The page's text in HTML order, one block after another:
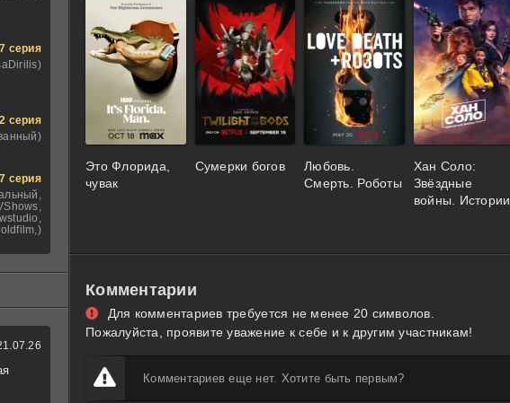
Это Флорида,
чувак
Сумерки богов
Любовь.
Смерть. Роботы
Хан Соло:
Звёздные
войны. Истории
Комментарии
Для комментариев требуется не менее 20 символов.
Пожалуйста, проявите уважение к себе и к другим участникам!
Комментариев еще нет. Хотите быть первым?
7 серия
2 серия
7 серия